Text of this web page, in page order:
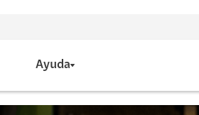
Ayuda